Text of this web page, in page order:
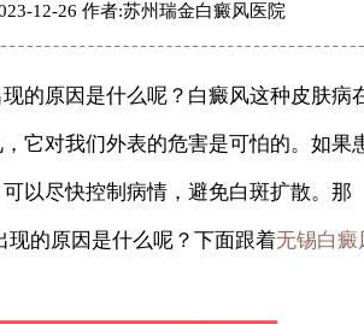
12-26 作者:苏州瑞金白癜风医院
原因是什么呢？白癜风这种皮肤病
它对我们外表的危害是可怕的。如果
以尽快控制病情，避免白斑扩散。那
现的原因是什么呢？下面跟着无锡白癜